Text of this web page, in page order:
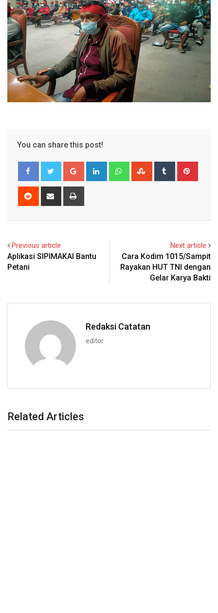
You can share this post!
Google+ LinkedIn WhatsappStumbleUpon
Tumblr
Reddit
Share
Previous article
Aplikasi SIPIMAKAI Bantu
Petani
Next article
Cara Kodim 1015/Sampit
Rayakan HUT TNI dengan
Gelar Karya Bakti
Redaksi Catatan
editor
Related Articles